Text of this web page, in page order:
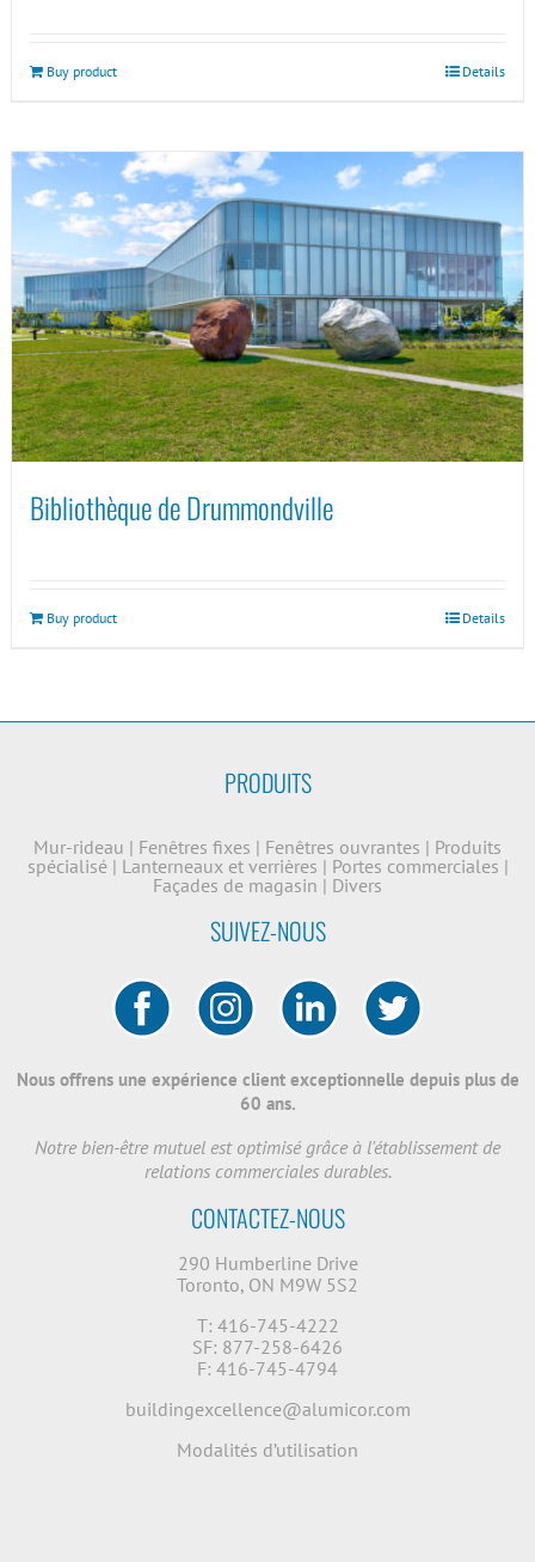
Buy product Details
Bibliothèque de Drummondville
Buy product Details
PRODUITS
Mur-rideau | Fenêtres fixes | Fenêtres ouvrantes | Produits
spécialisé | Lanterneaux et verrières | Portes commerciales |
Façades de magasin | Divers
SUIVEZ-NOUS
Nous offrens une expérience client exceptionnelle depuis plus de
60 ans.
Notre bien-être mutuel est optimisé grâce à l'établissement de
relations commerciales durables.
CONTACTEZ-NOUS
290 Humberline Drive
Toronto, ON M9W 5S2
T: 416-745-4222
SF: 877-258-6426
F: 416-745-4794
buildingexcellence@alumicor.com
Modalités d’utilisation